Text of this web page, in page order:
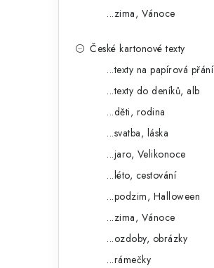
...zima, Vánoce
České kartonové texty
...texty na papírová přání
...texty do deníků, alb
...děti, rodina
...svatba, láska
...jaro, Velikonoce
...léto, cestování
...podzim, Halloween
...zima, Vánoce
...ozdoby, obrázky
...rámečky